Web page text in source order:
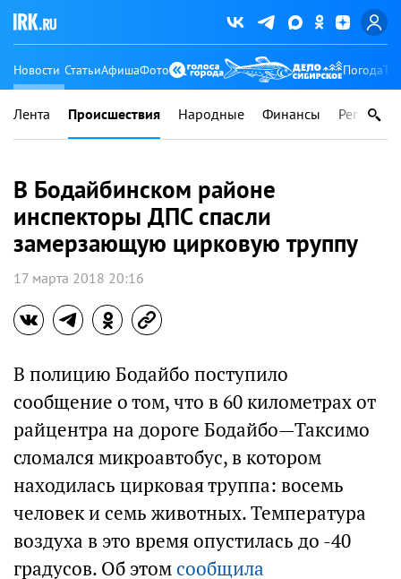
Новости СтатьиАфишаФото Погода
Лента Происшествия Народные Финансы Регионы
В Бодайбинском районе
инспекторы ДПС спасли
замерзающую цирковую труппу
17 марта 2018 20:16
В полицию Бодайбо поступило
сообщение о том, что в 60 километрах от
райцентра на дороге Бодайбо—Таксимо
сломался микроавтобус, в котором
находилась цирковая труппа: восемь
человек и семь животных. Температура
воздуха в это время опустилась до -40
градусов. Об этомсообщила